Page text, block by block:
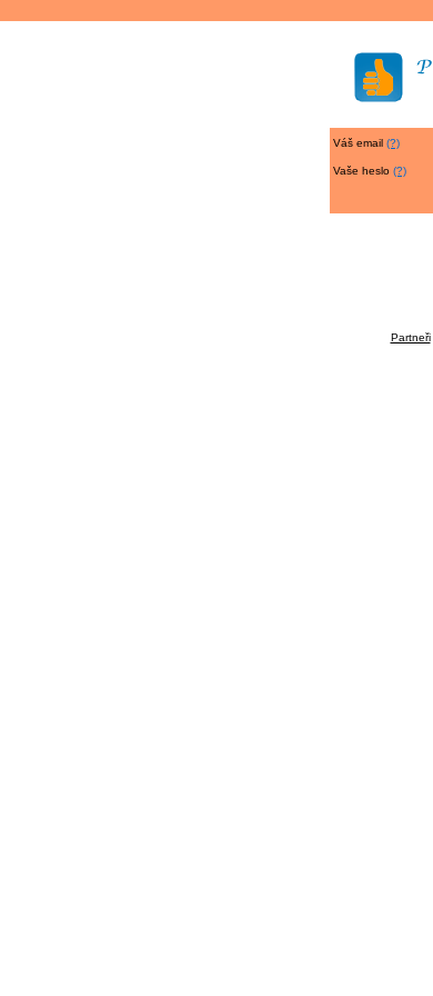
Váš email (?)
Vaše heslo (?)
Partneři